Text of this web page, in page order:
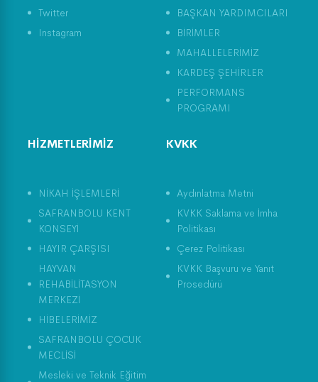
Dünya Çevre Günü ve
Tarım Üretimi
Twitter
Instagram
BAŞKAN YARDIMCILARI
BİRİMLER
MAHALLELERİMİZ
KARDEŞ ŞEHİRLER
PERFORMANS
PROGRAMI
HİZMETLERİMİZ
NİKAH İŞLEMLERİ
SAFRANBOLU KENT
KONSEYİ
HAYIR ÇARŞISI
HAYVAN
REHABİLİTASYON
MERKEZİ
HİBELERİMİZ
SAFRANBOLU ÇOCUK
MECLİSİ
Mesleki ve Teknik Eğitim
KVKK
Aydınlatma Metni
KVKK Saklama ve İmha
Politikası
Çerez Politikası
KVKK Başvuru ve Yanıt
Prosedürü